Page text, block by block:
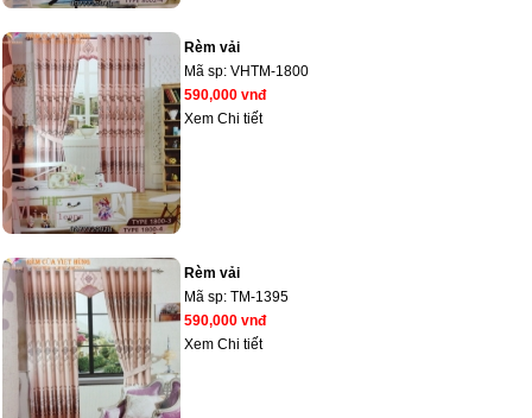
Rèm vải
Mã sp: VHTM-1800
590,000 vnđ
Xem Chi tiết
Rèm vải
Mã sp: TM-1395
590,000 vnđ
Xem Chi tiết